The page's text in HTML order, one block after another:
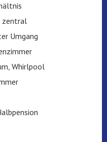
zentral
Umgang
Whirlpool